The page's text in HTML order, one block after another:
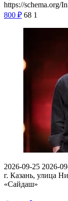
https://schema.org/
800 ₽ 68 1
2026-09-25 2026-
г. Казань, улица
«Сайдаш»